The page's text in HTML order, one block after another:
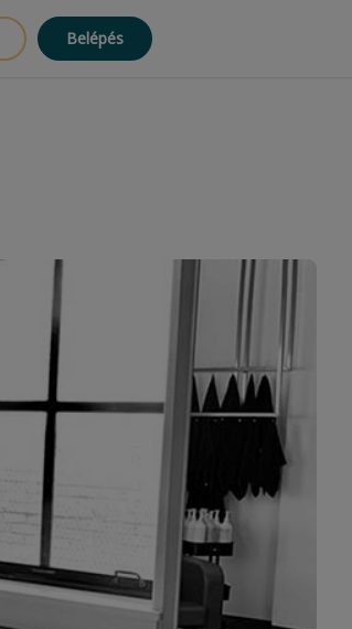
Belépés